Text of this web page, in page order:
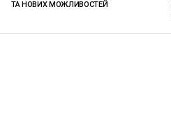
ТА НОВИХ МОЖЛИВОСТЕЙ